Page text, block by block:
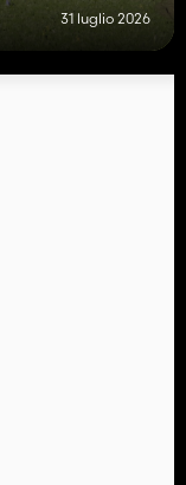
31 luglio 2026